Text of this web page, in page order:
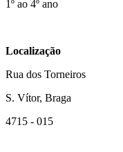
1º ao 4º ano
Localização
Rua dos Torneiros
S. Vítor, Braga
4715 - 015